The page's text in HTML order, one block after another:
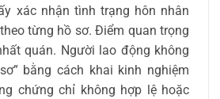
xác nhận tình trạng hôn nhân
từng hồ sơ. Điểm quan trọng
quán. Người lao động không
bằng cách khai kinh nghiệm
chứng chỉ không hợp lệ hoặc